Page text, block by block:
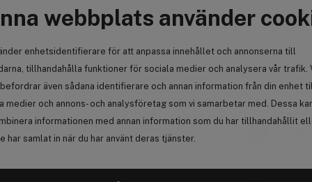
webbplats använder
enhetsidentifierare för att anpassa innehållet och annonserna till
tillhandahålla funktioner för sociala medier och analysera vår trafik.
även sådana identifierare och annan information från din enhet
medier och annons- och analysföretag som vi samarbetar med. Dessa
informationen med annan information som du har tillhandahållit
har samlat in när du har använt deras tjänster.
L'Eau d'Issey Pivoine Eau de
Toilette Intense 50 ml
732 kr
de